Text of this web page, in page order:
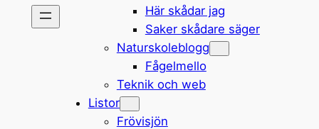
Här skådar jag
Saker skådare säger
Naturskoleblogg
Fågelmello
Teknik och web
Listor
Frövisjön